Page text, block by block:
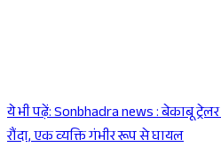
Sponsored
ये भी पढ़ें:Sonbhadra news : बेकाबू
रौंदा, एक व्यक्ति गंभीर रूप से घायल